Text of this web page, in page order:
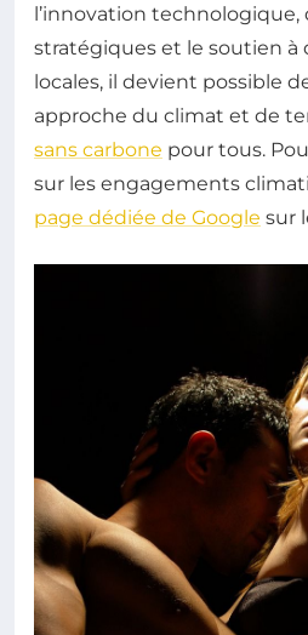
l’innovation
stratégiques et le soutien à
locales, il devient possible
approche du climat et de
sans carbone pour tous.
sur les engagements
page dédiée de Google sur